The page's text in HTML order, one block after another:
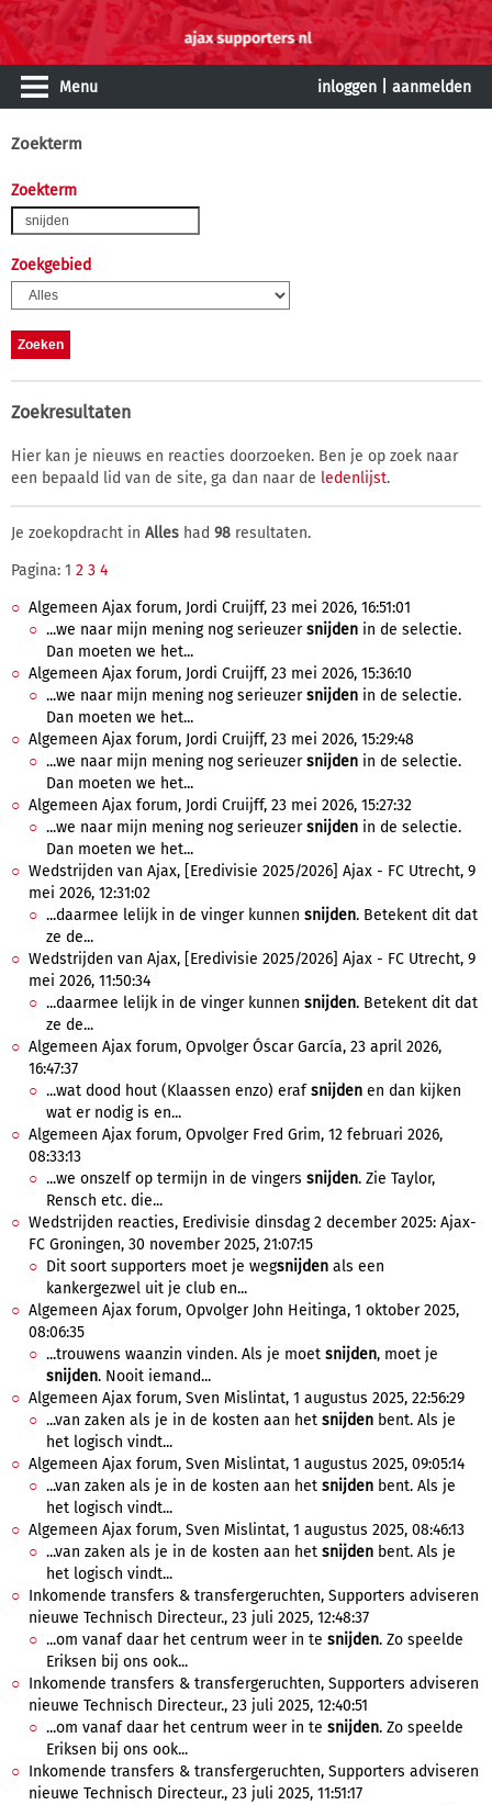
Menu inloggen aanmelden
Zoekterm
Zoekterm
Zoekgebied
Zoekresultaten
Hier kan je nieuws en reacties doorzoeken. Ben je op zoek naar
een bepaald lid van de site, ga dan naar de ledenlijst.
Je zoekopdracht in Alles had 98 resultaten.
Pagina: 1 2 3 4
Algemeen Ajax forum, Jordi Cruijff, 23 mei 2026, 16:51:01
...we naar mijn mening nog serieuzersnijden in de selectie.
Dan moeten we het...
Algemeen Ajax forum, Jordi Cruijff, 23 mei 2026, 15:36:10
...we naar mijn mening nog serieuzersnijden in de selectie.
Dan moeten we het...
Algemeen Ajax forum, Jordi Cruijff, 23 mei 2026, 15:29:48
...we naar mijn mening nog serieuzersnijden in de selectie.
Dan moeten we het...
Algemeen Ajax forum, Jordi Cruijff, 23 mei 2026, 15:27:32
...we naar mijn mening nog serieuzersnijden in de selectie.
Dan moeten we het...
Wedstrijden van Ajax, [Eredivisie 2025/2026] Ajax - FC Utrecht, 9
mei 2026, 12:31:02
...daarmee lelijk in de vinger kunnen snijden. Betekent dit dat
ze de...
Wedstrijden van Ajax, [Eredivisie 2025/2026] Ajax - FC Utrecht, 9
mei 2026, 11:50:34
...daarmee lelijk in de vinger kunnen snijden. Betekent dit dat
ze de...
Algemeen Ajax forum, Opvolger Óscar García, 23 april 2026,
16:47:37
...wat dood hout (Klaassen enzo) erafsnijden en dan kijken
wat er nodig is en...
Algemeen Ajax forum, Opvolger Fred Grim, 12 februari 2026,
08:33:13
...we onszelf op termijn in de vingers snijden. Zie Taylor,
Rensch etc. die...
Wedstrijden reacties, Eredivisie dinsdag 2 december 2025: Ajax-
FC Groningen, 30 november 2025, 21:07:15
Dit soort supporters moet je wegsnijden als een
kankergezwel uit je club en...
Algemeen Ajax forum, Opvolger John Heitinga, 1 oktober 2025,
08:06:35
...trouwens waanzin vinden. Als je moet snijden, moet je
snijden. Nooit iemand...
Algemeen Ajax forum, Sven Mislintat, 1 augustus 2025, 22:56:29
...van zaken als je in de kosten aan het snijden bent. Als je
het logisch vindt...
Algemeen Ajax forum, Sven Mislintat, 1 augustus 2025, 09:05:14
...van zaken als je in de kosten aan het snijden bent. Als je
het logisch vindt...
Algemeen Ajax forum, Sven Mislintat, 1 augustus 2025, 08:46:13
...van zaken als je in de kosten aan het snijden bent. Als je
het logisch vindt...
Inkomende transfers & transfergeruchten, Supporters adviseren
nieuwe Technisch Directeur., 23 juli 2025, 12:48:37
...om vanaf daar het centrum weer in te snijden. Zo speelde
Eriksen bij ons ook...
Inkomende transfers & transfergeruchten, Supporters adviseren
nieuwe Technisch Directeur., 23 juli 2025, 12:40:51
...om vanaf daar het centrum weer in te snijden. Zo speelde
Eriksen bij ons ook...
Inkomende transfers & transfergeruchten, Supporters adviseren
nieuwe Technisch Directeur., 23 juli 2025, 11:51:17